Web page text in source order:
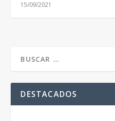
15/09/2021
DESTACADOS